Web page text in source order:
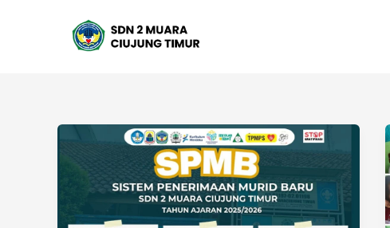
Penerimaan
Didik
Baru
(PPDB)